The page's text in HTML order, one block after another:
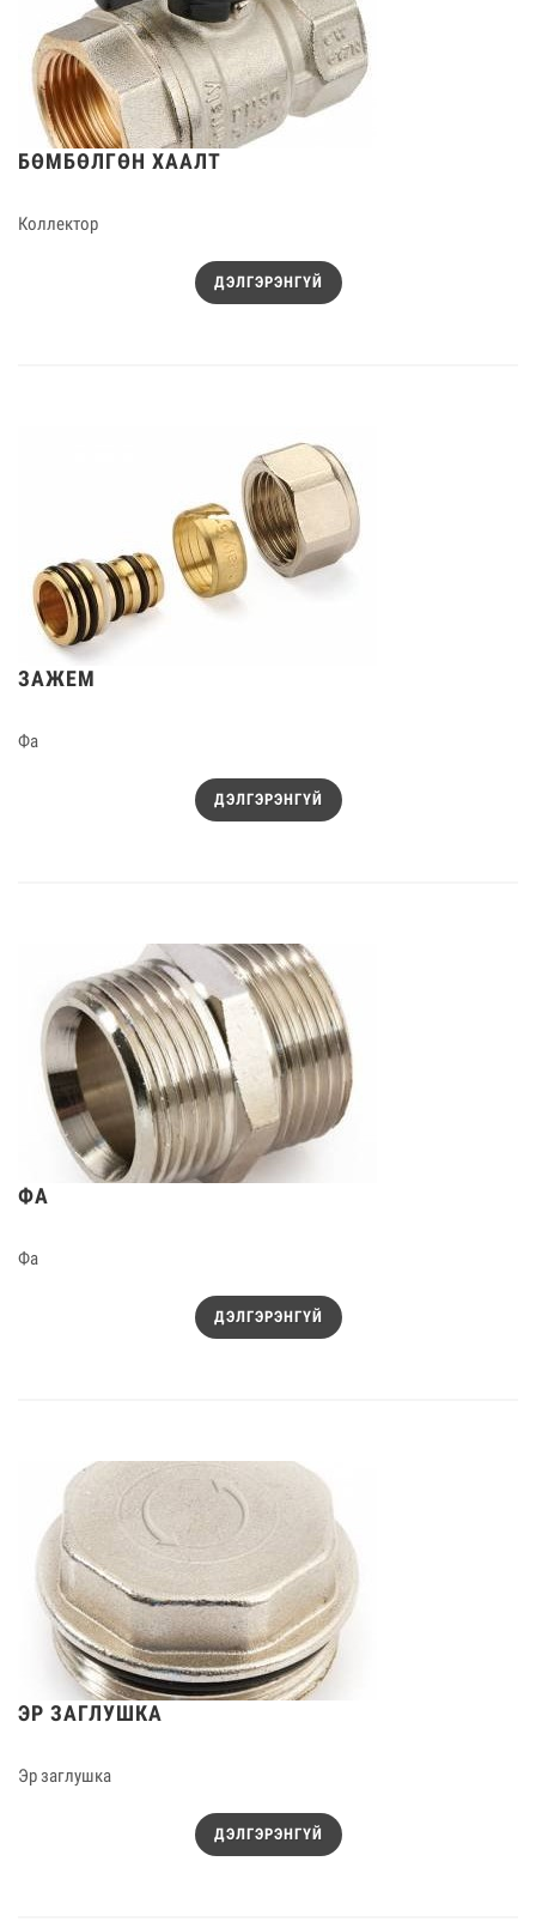
БӨМБӨЛГӨН ХААЛТ
Коллектор
ДЭЛГЭРЭНГҮЙ
ЗАЖЕМ
Фа
ДЭЛГЭРЭНГҮЙ
ФА
Фа
ДЭЛГЭРЭНГҮЙ
ЭР ЗАГЛУШКА
Эр заглушка
ДЭЛГЭРЭНГҮЙ